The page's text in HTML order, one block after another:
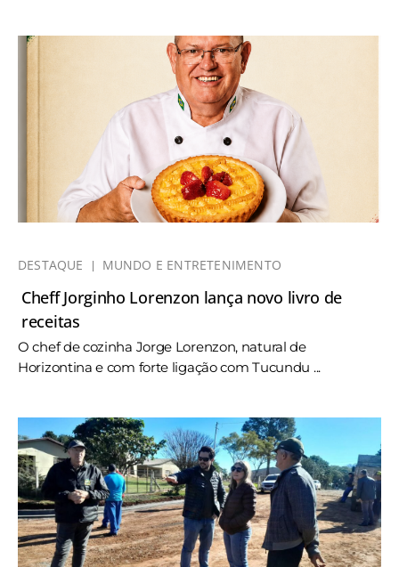
DESTAQUE MUNDO E ENTRETENIMENTO
Cheff Jorginho Lorenzon lança novo livro de
receitas
O chef de cozinha Jorge Lorenzon, natural de
Horizontina e com forte ligação com Tucundu ...